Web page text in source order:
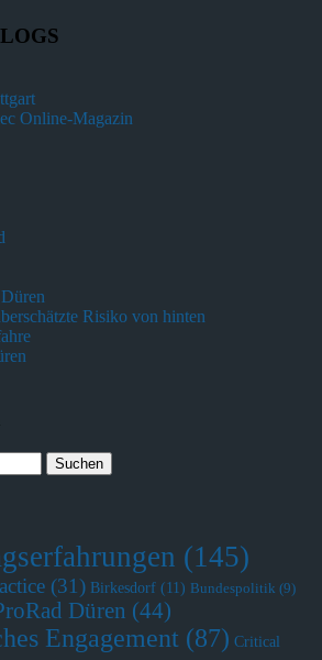
Online-Magazin
Risiko von hinten
(145)
(31) Birkesdorf (11) Bundespolitik (9)
Düren (44)
Engagement (87) Critical